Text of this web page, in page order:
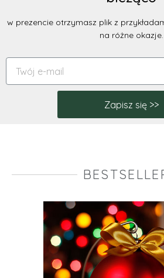
w prezencie otrzymasz plik z
na różne okazje.
Zapisz się >>